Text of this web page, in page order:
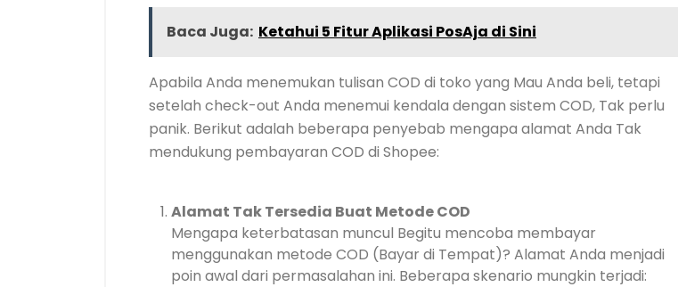
Baca Juga: Ketahui 5 Fitur Aplikasi PosAja di Sini
Apabila Anda menemukan tulisan COD di toko yang Mau Anda beli, tetapi
setelah check-out Anda menemui kendala dengan sistem COD, Tak perlu
panik. Berikut adalah beberapa penyebab mengapa alamat Anda Tak
mendukung pembayaran COD di Shopee:
Alamat Tak Tersedia Buat Metode COD
Mengapa keterbatasan muncul Begitu mencoba membayar
menggunakan metode COD (Bayar di Tempat)? Alamat Anda menjadi
poin awal dari permasalahan ini. Beberapa skenario mungkin terjadi: